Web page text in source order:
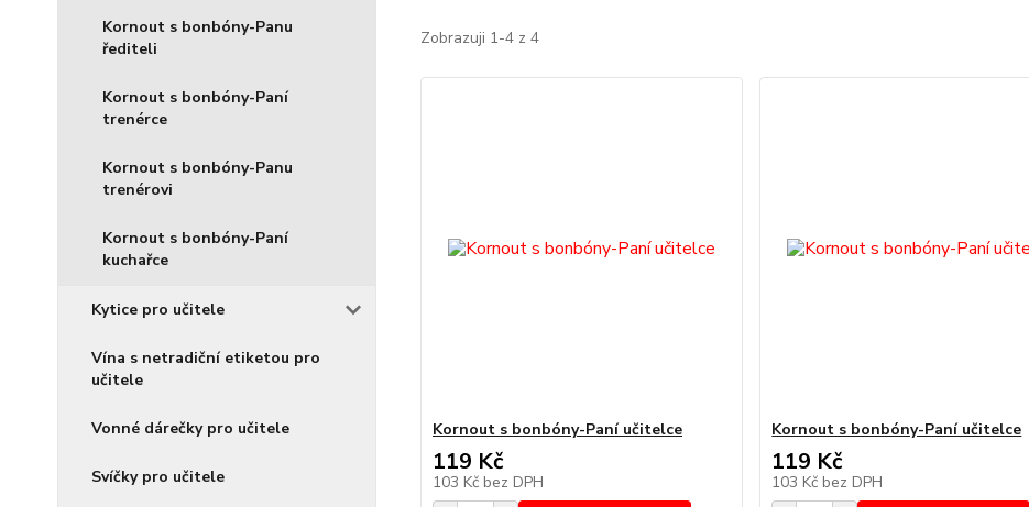
Kornout s bonbóny-Panu
řediteli
Kornout s bonbóny-Paní
trenérce
Kornout s bonbóny-Panu
trenérovi
Kornout s bonbóny-Paní
kuchařce
Kytice pro učitele
Vína s netradiční etiketou pro
učitele
Vonné dárečky pro učitele
Svíčky pro učitele
Zobrazuji 1-4 z 4
Kornout s bonbóny-Paní učitelce
119 Kč
103 Kč bez DPH
Kornout s bonbóny-Paní učitelce
119 Kč
103 Kč bez DPH